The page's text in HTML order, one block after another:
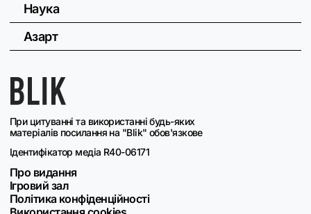
При цитуванні та використанні будь-яких
матеріалів посилання на "Blik" обов'язкове
Ідентифікатор медіа R40-06171
Про видання
Ігровий зал
Політика конфіденційності
Наука
Азарт